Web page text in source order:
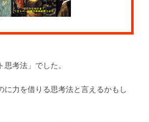
思考法」でした。
に力を借りる思考法と言えるかもし